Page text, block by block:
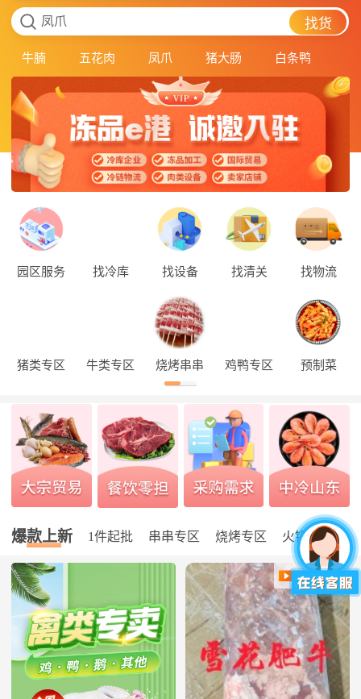
凤爪 找货
牛腩 五花肉 凤爪 猪大肠 白条鸭
园区服务 找冷库 找设备 找清关 找物流
猪类专区 牛类专区 烧烤串串 鸡鸭专区 预制菜
爆款上新 1件起批 串串专区 烧烤专区 火锅专区
保定姜老板买了30kg乌鸡14.00元/kg